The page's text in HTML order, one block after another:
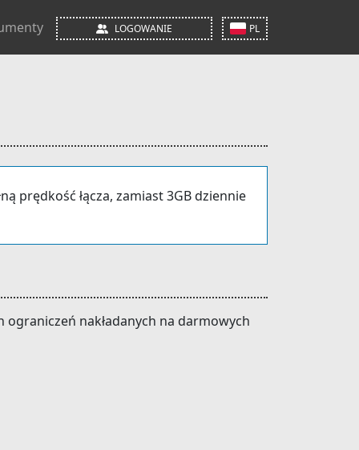
LOGOWANIE PL
prędkość łącza, zamiast 3GB dziennie
nakładanych na darmowych